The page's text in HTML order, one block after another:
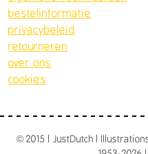
bestelinformatie
privacybeleid
retourneren
over ons
cookies
© 2015 | JustDutch |